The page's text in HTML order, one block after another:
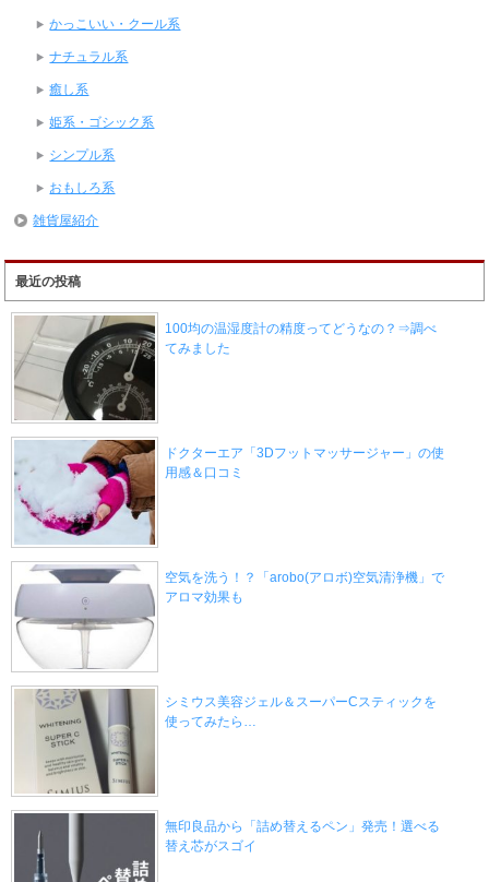
かっこいい・クール系
ナチュラル系
癒し系
姫系・ゴシック系
シンプル系
おもしろ系
雑貨屋紹介
最近の投稿
100均の温湿度計の精度ってどうなの？⇒調べ
てみました
ドクターエア「3Dフットマッサージャー」の使
用感＆口コミ
空気を洗う！？「arobo(アロボ)空気清浄機」で
アロマ効果も
シミウス美容ジェル＆スーパーCスティックを
使ってみたら…
無印良品から「詰め替えるペン」発売！選べる
替え芯がスゴイ